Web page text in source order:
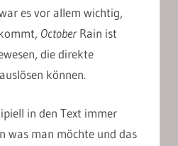
es vor allem wichtig,
October Rain ist
die direkte
können.
in den Text immer
was man möchte und das